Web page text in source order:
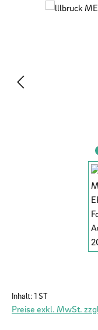
Bildergalerie
Inhalt:1 ST
Preise exkl. MwSt.